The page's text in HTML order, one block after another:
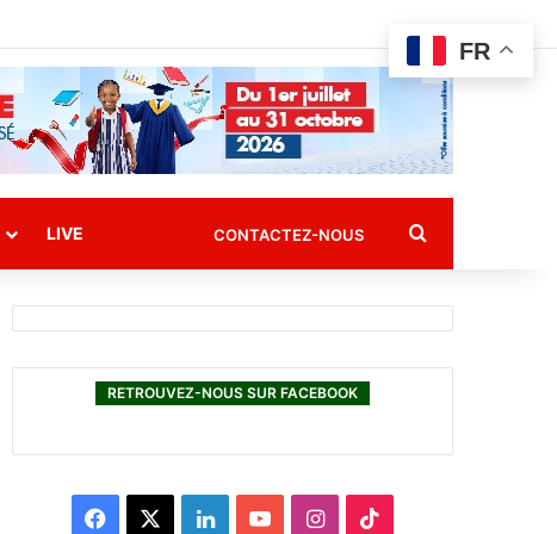
LIVE CONTACTEZ-NOUS Rechercher
RETROUVEZ-NOUS SUR FACEBOOK
L
I
FR